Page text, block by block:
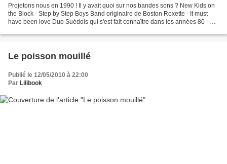
Projetons nous en 1990 ! Il y avait quoi sur nos bandes sons ? New Kids on
the Block - Step by Step Boys Band originaire de Boston Roxette - It must
have been love Duo Suédois qui s'est fait connaître dans les années 80 - 90.
Le poisson mouillé
Publié le 12/05/2010 à 22:00
Par Lilibook